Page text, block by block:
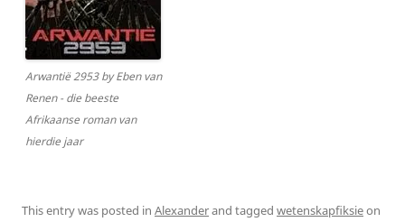
Arwantië 2953 by Eben van
Renen - die beeste
Afrikaanse roman van
hierdie jaar
This entry was posted in Alexanderand tagged wetenskapfiksieon